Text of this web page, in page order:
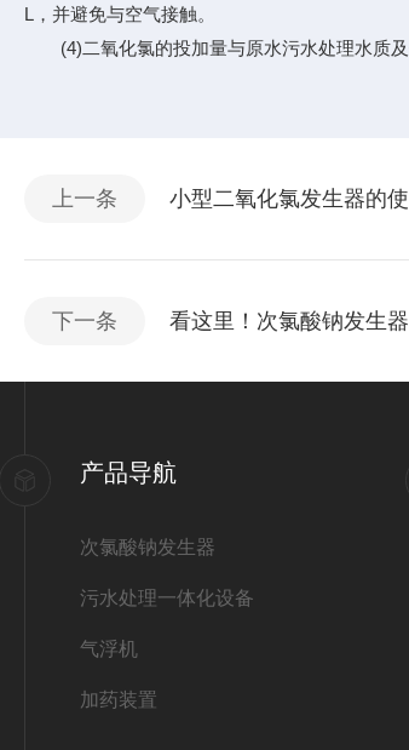
L，并避免与空气接触。
(4)二氧化氯的投加量与原水污水处理水质及
上一条 小型二氧化氯发生器的
下一条 看这里！次氯酸钠发生
产品导航
次氯酸钠发生器
污水处理一体化设备
气浮机
加药装置